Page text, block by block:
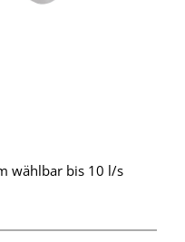
wählbar bis 10 l/s